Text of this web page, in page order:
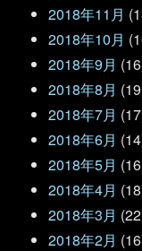
2018年11月
2018年10月
2018年9月
2018年8月
2018年7月
2018年6月
2018年5月
2018年4月
2018年3月
2018年2月